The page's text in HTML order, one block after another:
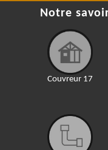
Notre
Couvreur 17